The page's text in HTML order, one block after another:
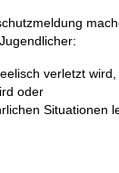
verletzt wird,
oder
Situationen